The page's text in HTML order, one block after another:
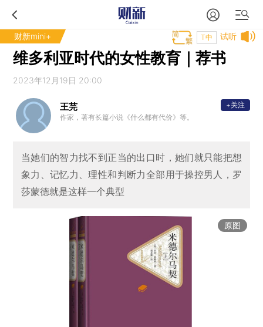
财新mini+ 试听
T中
维多利亚时代的女性教育｜荐书
2023年12月19日 20:00
王芫
作家，著有长篇小说《什么都有代价》等。
+关注
当她们的智力找不到正当的出口时，她们就只能把想
象力、记忆力、理性和判断力全部用于操控男人，罗
莎蒙德就是这样一个典型
原图